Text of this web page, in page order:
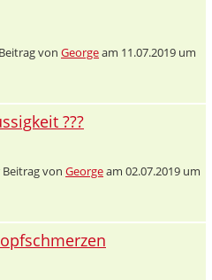
von Georgeam 11.07.2019 um
???
von Georgeam 02.07.2019 um